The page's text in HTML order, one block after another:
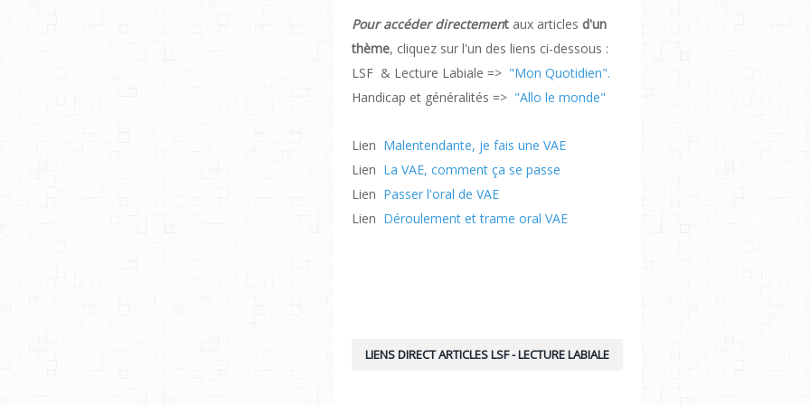
Pour accéder directement aux articles d'un
thème, cliquez sur l'un des liens ci-dessous :
LSF & Lecture Labiale => "Mon Quotidien".
Handicap et généralités => "Allo le monde"
Lien Malentendante, je fais une VAE
Lien La VAE, comment ça se passe
Lien Passer l'oral de VAE
Lien Déroulement et trame oral VAE
LIENS DIRECT ARTICLES LSF - LECTURE LABIALE